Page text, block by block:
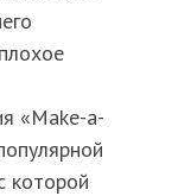
«Make-a-
которой